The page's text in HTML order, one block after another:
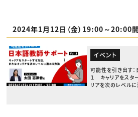
2024年1月12日（金）19:00～20:00
イベント
可能性を引き出す
１ キャリアをスタ
リアを次のレベル